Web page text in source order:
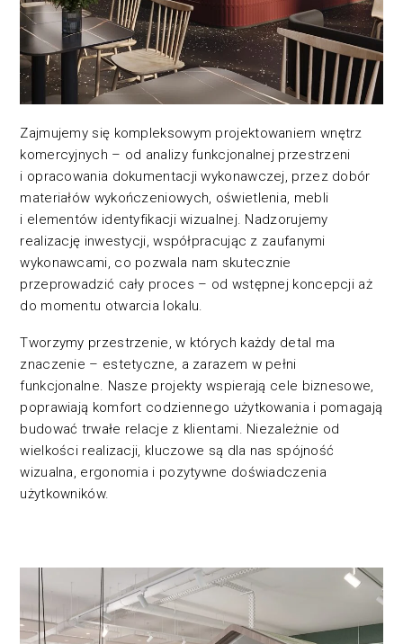
Zajmujemy się kompleksowym projektowaniem wnętrz
komercyjnych – od analizy funkcjonalnej przestrzeni
i opracowania dokumentacji wykonawczej, przez dobór
materiałów wykończeniowych, oświetlenia, mebli
i elementów identyfikacji wizualnej. Nadzorujemy
realizację inwestycji, współpracując z zaufanymi
wykonawcami, co pozwala nam skutecznie
przeprowadzić cały proces – od wstępnej koncepcji aż
do momentu otwarcia lokalu.
Tworzymy przestrzenie, w których każdy detal ma
znaczenie – estetyczne, a zarazem w pełni
funkcjonalne. Nasze projekty wspierają cele biznesowe,
poprawiają komfort codziennego użytkowania i pomagają
budować trwałe relacje z klientami. Niezależnie od
wielkości realizacji, kluczowe są dla nas spójność
wizualna, ergonomia i pozytywne doświadczenia
użytkowników.